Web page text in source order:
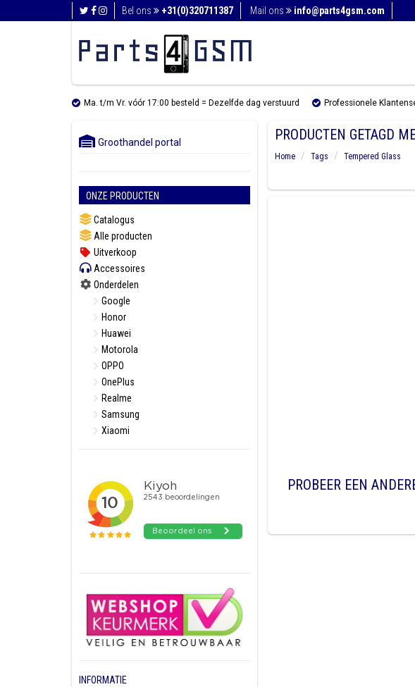
Bel ons +31(0)320711387 Mail ons info@parts4gsm.com
Ma. t/m Vr. vóór 17:00 besteld = Dezelfde dag verstuurd Professionele
Groothandel portal
ONZE PRODUCTEN
Catalogus
Alle producten
Uitverkoop
Accessoires
Onderdelen
Google
Honor
Huawei
Motorola
OPPO
OnePlus
Realme
Samsung
Xiaomi
INFORMATIE
PRODUCTEN GETAGD
Home Tags
Tempered Glass
PROBEER EEN